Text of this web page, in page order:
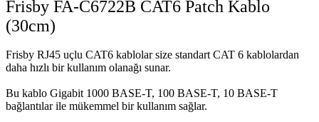
Frisby FA-C6722B CAT6 Patch Kablo
(30cm)
Frisby RJ45 uçlu CAT6 kablolar size standart CAT 6 kablolardan
daha hızlı bir kullanım olanağı sunar.
Bu kablo Gigabit 1000 BASE-T, 100 BASE-T, 10 BASE-T
bağlantılar ile mükemmel bir kullanım sağlar.